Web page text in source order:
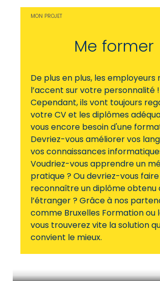
MON PROJET
Me former
De plus en plus, les
l’accent sur votre personnalité !
Cependant, ils vont toujours
votre CV et les diplômes
vous encore besoin d'une
Devriez-vous améliorer vos
vos connaissances
Voudriez-vous apprendre un
pratique ? Ou devriez-vous faire
reconnaître un diplôme obtenu
l’étranger ? Grâce à nos
comme Bruxelles Formation ou
vous trouverez vite la solution
convient le mieux.